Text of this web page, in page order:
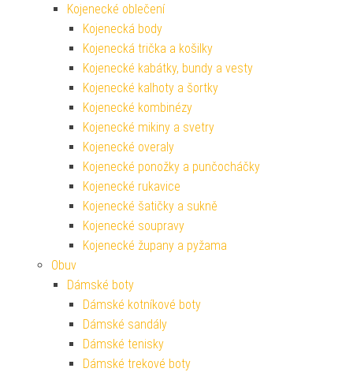
Kojenecké oblečení
Kojenecká body
Kojenecká trička a košilky
Kojenecké kabátky, bundy a vesty
Kojenecké kalhoty a šortky
Kojenecké kombinézy
Kojenecké mikiny a svetry
Kojenecké overaly
Kojenecké ponožky a punčocháčky
Kojenecké rukavice
Kojenecké šatičky a sukně
Kojenecké soupravy
Kojenecké župany a pyžama
Obuv
Dámské boty
Dámské kotníkové boty
Dámské sandály
Dámské tenisky
Dámské trekové boty